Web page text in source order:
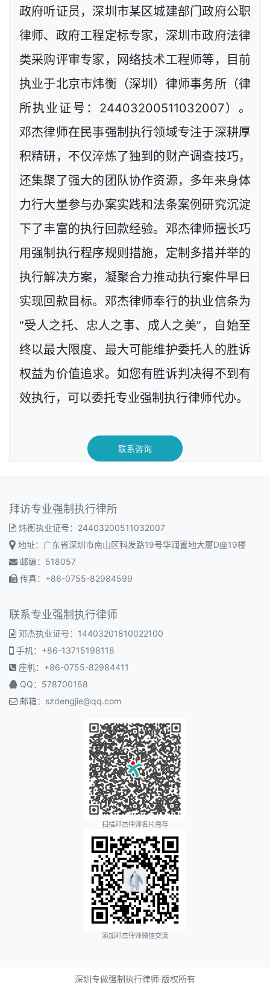
政府听证员，深圳市某区城建部门政府公职
律师、政府工程定标专家，深圳市政府法律
类采购评审专家，网络技术工程师等，目前
执业于北京市炜衡（深圳）律师事务所（律
所执业证号：24403200511032007）。
邓杰律师在民事强制执行领域专注于深耕厚
积精研，不仅淬炼了独到的财产调查技巧，
还集聚了强大的团队协作资源，多年来身体
力行大量参与办案实践和法条案例研究沉淀
下了丰富的执行回款经验。邓杰律师擅长巧
用强制执行程序规则措施，定制多措并举的
执行解决方案，凝聚合力推动执行案件早日
实现回款目标。邓杰律师奉行的执业信条为
“受人之托、忠人之事、成人之美”，自始至
终以最大限度、最大可能维护委托人的胜诉
权益为价值追求。如您有胜诉判决得不到有
效执行，可以委托专业强制执行律师代办。
联系咨询
拜访专业强制执行律所
炜衡执业证号：24403200511032007
地址：广东省深圳市南山区科发路19号华润置地大厦D座19楼
邮编：518057
传真：+86-0755-82984599
联系专业强制执行律师
邓杰执业证号：14403201810022100
手机：+86-13715198118
座机：+86-0755-82984411
QQ：578700168
邮箱： szdengjie@qq.com
扫描邓杰律师名片惠存
添加邓杰律师微信交流
深圳专做强制执行律师 版权所有